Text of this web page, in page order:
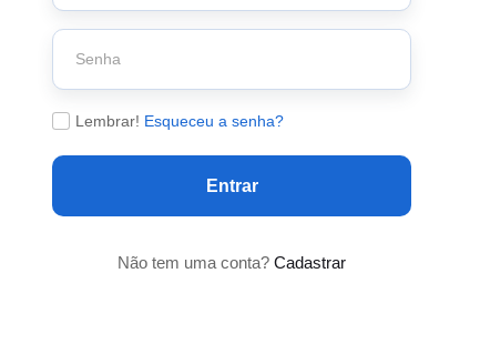
Lembrar! Esqueceu a senha?
Entrar
Não tem uma conta? Cadastrar